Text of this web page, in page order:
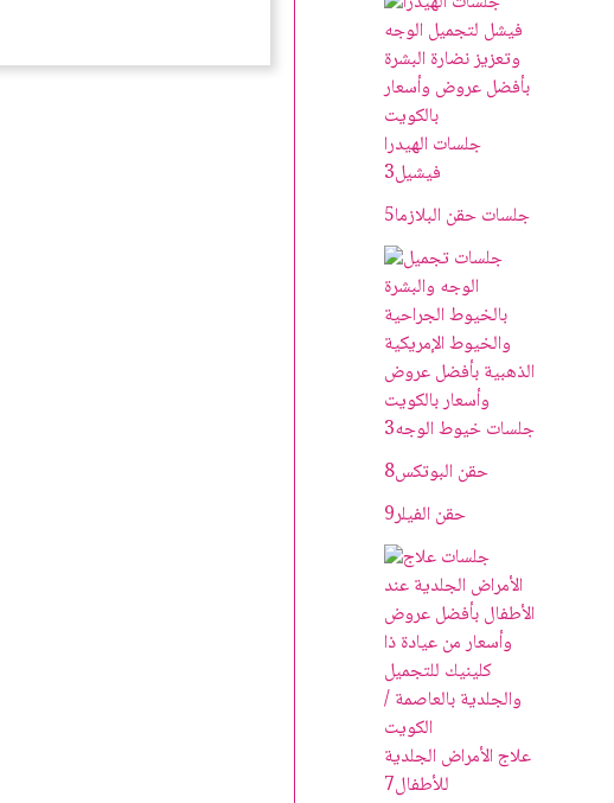
جلسات الهيدرا
فيشيل3
جلسات حقن البلازما5
جلسات خيوط الوجه3
حقن البوتکس8
حقن الفيلر9
علاج الأمراض الجلدية
للأطفال7